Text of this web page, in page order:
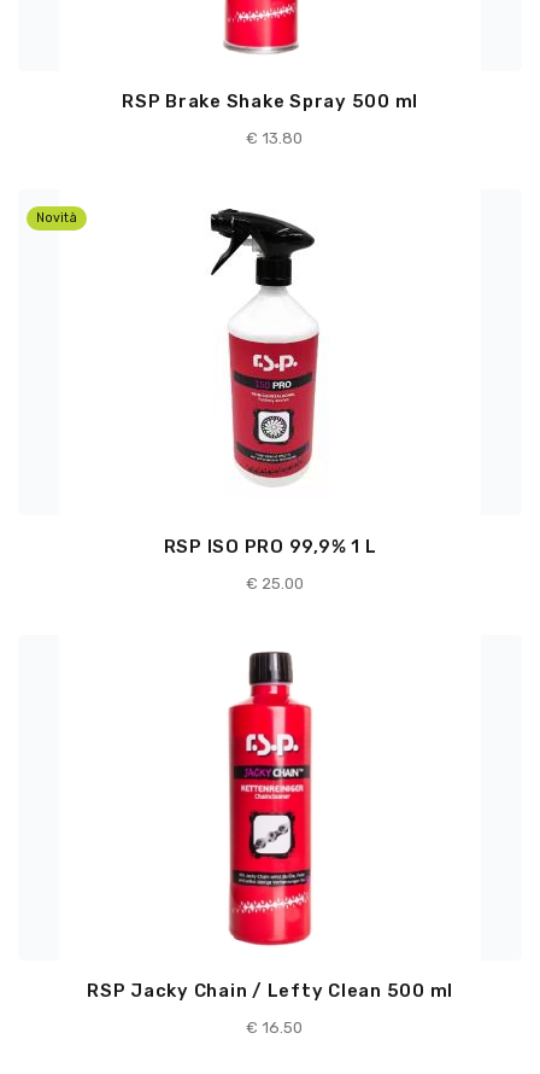
RSP Brake Shake Spray 500 ml
€ 13.80
Novità
RSP ISO PRO 99,9% 1 L
€ 25.00
RSP Jacky Chain / Lefty Clean 500 ml
€ 16.50